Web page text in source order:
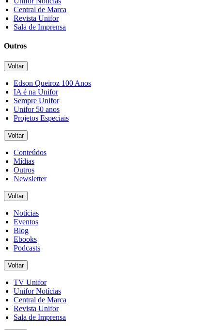
Central de Marca
Revista Unifor
Sala de Imprensa
Outros
Voltar
Edson Queiroz 100 Anos
IA é na Unifor
Sempre Unifor
Unifor 50 anos
Projetos Especiais
Voltar
Conteúdos
Mídias
Outros
Newsletter
Voltar
Notícias
Eventos
Blog
Ebooks
Podcasts
Voltar
TV Unifor
Unifor Notícias
Central de Marca
Revista Unifor
Sala de Imprensa